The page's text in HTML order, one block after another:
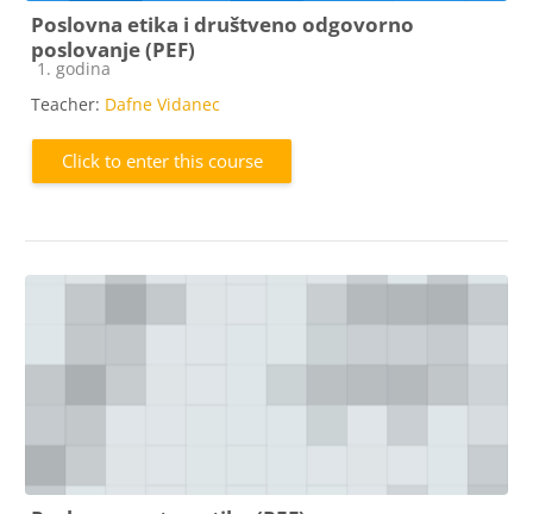
Poslovna etika i društveno odgovorno
poslovanje (PEF)
Course category
1. godina
Teacher: Dafne Vidanec
Click to enter this course